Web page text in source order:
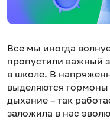
Все мы иногда
пропустили важный
в школе. В
выделяются гормоны
дыхание – так
заложила в нас